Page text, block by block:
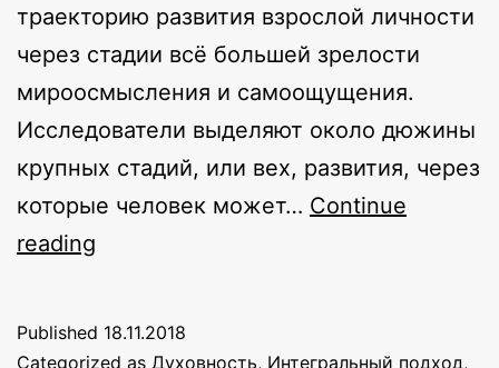
траекторию развития взрослой личности
через стадии всё большей зрелости
мироосмысления и самоощущения.
Исследователи выделяют около дюжины
крупных стадий, или вех, развития, через
которые человек может… Continue
reading
взросления
Published 18.11.2018
Categorized as Духовность, Интегральный подход,